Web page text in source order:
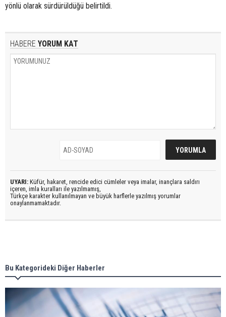
yönlü olarak sürdürüldüğü belirtildi.
HABERE YORUM KAT
UYARI: Küfür, hakaret, rencide edici cümleler veya imalar, inançlara saldırı
içeren, imla kuralları ile yazılmamış,
Türkçe karakter kullanılmayan ve büyük harflerle yazılmış yorumlar
onaylanmamaktadır.
Bu Kategorideki Diğer Haberler